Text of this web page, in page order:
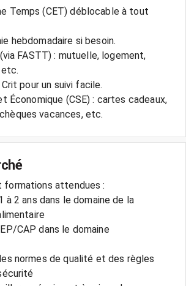
Temps (CET) déblocable à tout
hebdomadaire si besoin.
FASTT) : mutuelle, logement,
pour un suivi facile.
Économique (CSE) : cartes cadeaux,
formations attendues :
à 2 ans dans le domaine de la
CAP dans le domaine
normes de qualité et des règles